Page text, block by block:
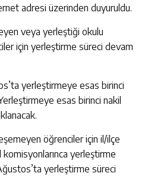
adresi üzerinden duyuruldu.
veya yerleştiği okulu
için yerleştirme süreci devam
yerleştirmeye esas birinci
esas birinci nakil
öğrenciler için il/ilçe
yerleştirme
yerleştirme süreci